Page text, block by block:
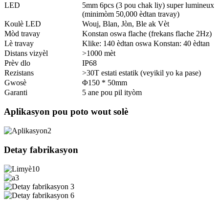
LED
5mm 6pcs (3 pou chak liy) super lumineux
(minimòm 50,000 èdtan travay)
Koulè LED
Wouj, Blan, Jòn, Ble ak Vèt
Mòd travay
Konstan oswa flache (frekans flache 2Hz)
Lè travay
Klike: 140 èdtan oswa Konstan: 40 èdtan
Distans vizyèl
>1000 mèt
Prèv dlo
IP68
Rezistans
>30T estati estatik (veyikil yo ka pase)
Gwosè
Φ150 * 50mm
Garanti
5 ane pou pil ityòm
Aplikasyon pou poto wout solè
Detay fabrikasyon